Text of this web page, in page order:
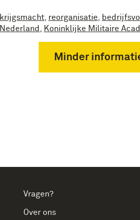
krijgsmacht reorganisatie
Nederland
Koninklijke Militaire
Minder
Vragen?
Over ons